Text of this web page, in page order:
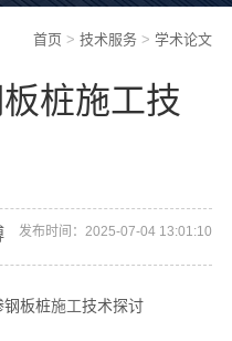
首页 >技术服务 >学术论文
桩施工技
发布时间：2025-07-04 13:01:10
钢板桩施工技术探讨